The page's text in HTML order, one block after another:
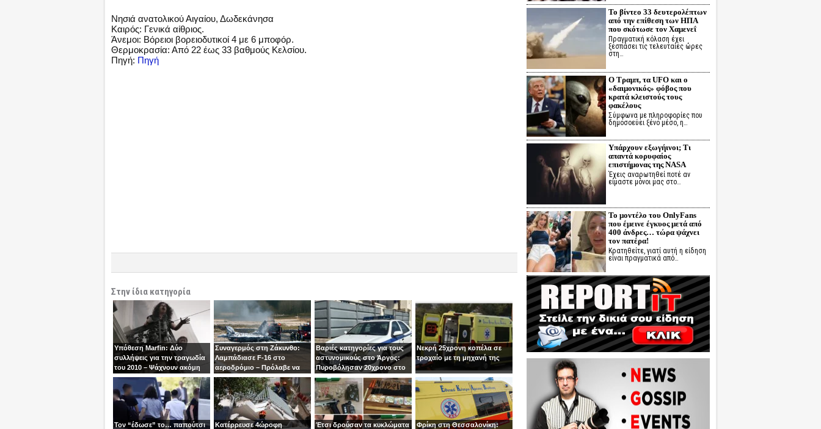
Νησιά ανατολικού Αιγαίου, Δωδεκάνησα
Καιρός: Γενικά αίθριος.
Άνεμοι: Βόρειοι βορειοδυτικοί 4 με 6 μποφόρ.
Θερμοκρασία: Από 22 έως 33 βαθμούς Κελσίου.
Πηγή: Πηγή
Στην ίδια κατηγορία
Υπόθεση Marfin: Δύο
συλλήψεις για την τραγωδία
του 2010 – Ψάχνουν ακόμη
μία γυναίκα
Συναγερμός στη Ζάκυνθο:
Λαμπάδιασε F-16 στο
αεροδρόμιο – Πρόλαβε να
βγει την τελευταία στιγμή ο
χειριστής
Βαριές κατηγορίες για τους
αστυνομικούς στο Άργος:
Πυροβόλησαν 20χρονο στο
κεφάλι
Νεκρή 25χρονη κοπέλα σε
τροχαίο με τη μηχανή της
Τον “έδωσε” το… παπούτσι
Κατέρρευσε 4ώροφη
Έτσι δρούσαν τα κυκλώματα
Φρίκη στη Θεσσαλονίκη:
Το βίντεο 33 δευτερολέπτων
από την επίθεση των ΗΠΑ
που σκότωσε τον Χαμενεΐ
Πραγματική κόλαση έχει
ξεσπάσει τις τελευταίες ώρες
στη…
Ο Τραμπ, τα UFO και ο
«δαιμονικός» φόβος που
κρατά κλειστούς τους
φακέλους
Σύμφωνα με πληροφορίες που
δημοσοεύει ξένο μέσο, η…
Υπάρχουν εξωγήινοι; Τι
απαντά κορυφαίος
επιστήμονας της NASA
Έχεις αναρωτηθεί ποτέ αν
είμαστε μόνοι μας στο…
Το μοντέλο του OnlyFans
που έμεινε έγκυος μετά από
400 άνδρες… τώρα ψάχνει
τον πατέρα!
Κρατηθείτε, γιατί αυτή η είδηση
είναι πραγματικά από…